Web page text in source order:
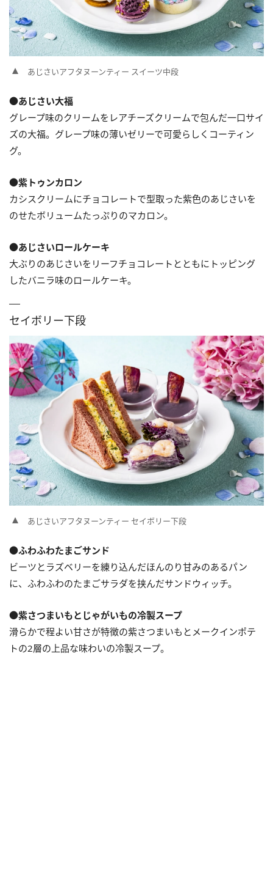
あじさいアフタヌーンティー スイーツ中段
●あじさい大福
グレープ味のクリームをレアチーズクリームで包んだ一口サイ
ズの大福。グレープ味の薄いゼリーで可愛らしくコーティン
グ。
●紫トゥンカロン
カシスクリームにチョコレートで型取った紫色のあじさいを
のせたボリュームたっぷりのマカロン。
●あじさいロールケーキ
大ぶりのあじさいをリーフチョコレートとともにトッピング
したバニラ味のロールケーキ。
セイボリー下段
あじさいアフタヌーンティー セイボリー下段
●ふわふわたまごサンド
ビーツとラズベリーを練り込んだほんのり甘みのあるパン
に、ふわふわのたまごサラダを挟んだサンドウィッチ。
●紫さつまいもとじゃがいもの冷製スープ
滑らかで程よい甘さが特徴の紫さつまいもとメークインポテ
トの2層の上品な味わいの冷製スープ。